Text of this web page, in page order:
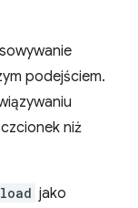
podejściem.
niż
jako